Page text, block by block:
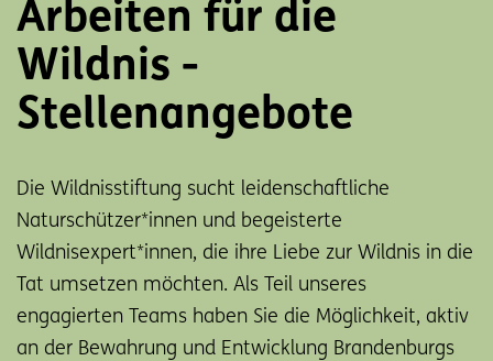
Arbeiten für die
Wildnis -
Stellenangebote
Die Wildnisstiftung sucht leidenschaftliche
Naturschützer*innen und begeisterte
Wildnisexpert*innen, die ihre Liebe zur Wildnis in die
Tat umsetzen möchten. Als Teil unseres
engagierten Teams haben Sie die Möglichkeit, aktiv
an der Bewahrung und Entwicklung Brandenburgs